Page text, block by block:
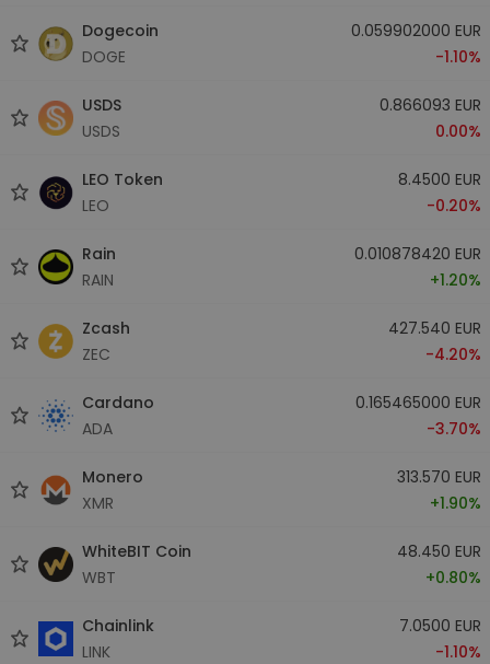
Dogecoin
DOGE
0.059902000 EUR
-1.10%
USDS
USDS
0.866093 EUR
0.00%
LEO Token
LEO
8.4500 EUR
-0.20%
Rain
RAIN
0.010878420 EUR
+1.20%
Zcash
ZEC
427.540 EUR
-4.20%
Cardano
ADA
0.165465000 EUR
-3.70%
Monero
XMR
313.570 EUR
+1.90%
WhiteBIT Coin
WBT
48.450 EUR
+0.80%
Chainlink
LINK
7.0500 EUR
-1.10%